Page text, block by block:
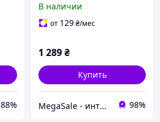
88%
4060B высота 45 см Gold
В наличии
от 129₴/мес
1 289₴
Купить
MegaSale - интернет-супермаркет 98%